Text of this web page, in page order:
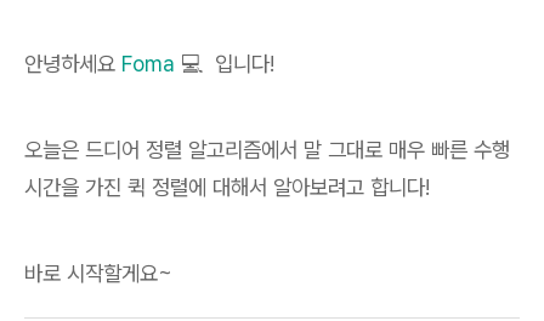
안녕하세요 Foma 💻 입니다!
오늘은 드디어 정렬 알고리즘에서 말 그대로 매우 빠른 수행
시간을 가진 퀵 정렬에 대해서 알아보려고 합니다!
바로 시작할게요~